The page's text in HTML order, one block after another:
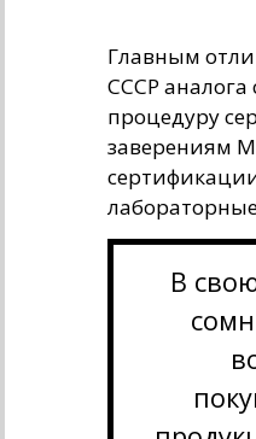
Главным
СССР аналога
процедуру
заверениям
В